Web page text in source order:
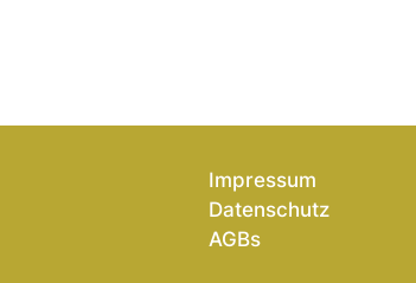
Impressum
Datenschutz
AGBs